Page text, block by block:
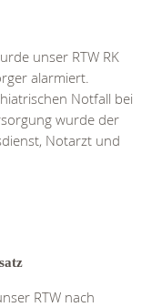
unser RTW RK
alarmiert.
Notfall bei
wurde der
Notarzt und
RTW nach